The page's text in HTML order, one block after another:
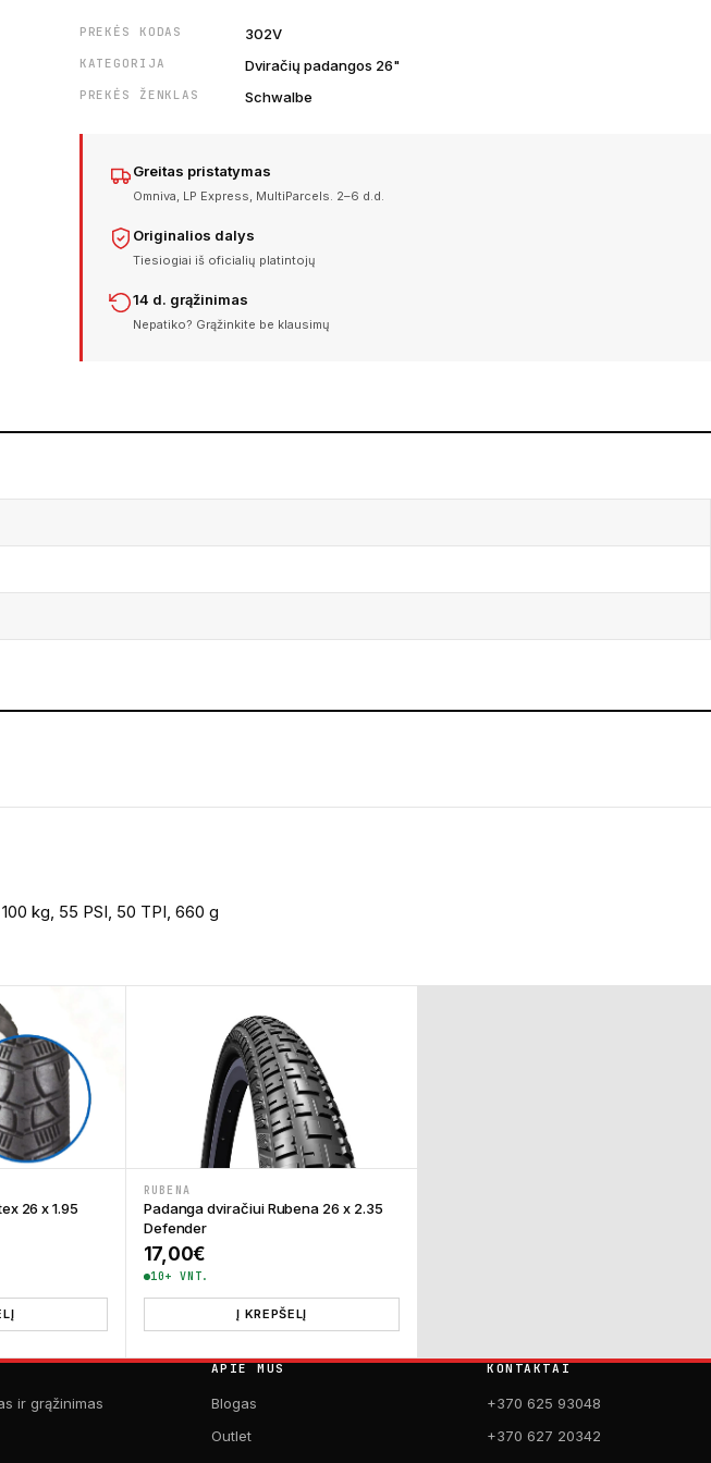
PREKĖS KODAS 302V
KATEGORIJA Dviračių padangos 26"
PREKĖS ŽENKLAS Schwalbe
Greitas pristatymas
Omniva, LP Express, MultiParcels. 2–6 d.d.
Originalios dalys
Tiesiogiai iš oficialių platintojų
14 d. grąžinimas
Nepatiko? Grąžinkite be klausimų
kg, 55 PSI, 50 TPI, 660 g
26 x 1.95
RUBENA
Padanga dviračiui Rubena 26 x 2.35
Defender
17,00€
10+ VNT.
Į KREPŠELĮ
ir grąžinimas
APIE MUS
Blogas
Outlet
KONTAKTAI
+370 625 93048
+370 627 20342